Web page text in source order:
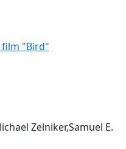
film "Bird"
Zelniker,Samuel E.